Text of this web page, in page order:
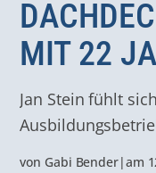
MIT 22
Jan Stein fühlt
von Gabi Bender|am